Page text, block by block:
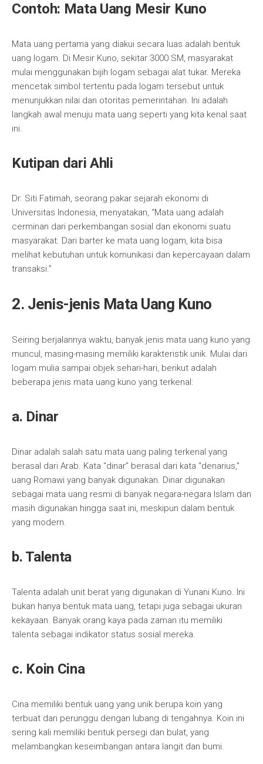
Contoh: Mata Uang Mesir Kuno
Mata uang pertama yang diakui secara luas adalah bentuk
uang logam. Di Mesir Kuno, sekitar 3000 SM, masyarakat
mulai menggunakan bijih logam sebagai alat tukar. Mereka
mencetak simbol tertentu pada logam tersebut untuk
menunjukkan nilai dan otoritas pemerintahan. Ini adalah
langkah awal menuju mata uang seperti yang kita kenal saat
ini.
Kutipan dari Ahli
Dr. Siti Fatimah, seorang pakar sejarah ekonomi di
Universitas Indonesia, menyatakan, “Mata uang adalah
cerminan dari perkembangan sosial dan ekonomi suatu
masyarakat. Dari barter ke mata uang logam, kita bisa
melihat kebutuhan untuk komunikasi dan kepercayaan dalam
transaksi.”
2. Jenis-jenis Mata Uang Kuno
Seiring berjalannya waktu, banyak jenis mata uang kuno yang
muncul, masing-masing memiliki karakteristik unik. Mulai dari
logam mulia sampai objek sehari-hari, berikut adalah
beberapa jenis mata uang kuno yang terkenal:
a. Dinar
Dinar adalah salah satu mata uang paling terkenal yang
berasal dari Arab. Kata “dinar” berasal dari kata “denarius,”
uang Romawi yang banyak digunakan. Dinar digunakan
sebagai mata uang resmi di banyak negara-negara Islam dan
masih digunakan hingga saat ini, meskipun dalam bentuk
yang modern.
b. Talenta
Talenta adalah unit berat yang digunakan di Yunani Kuno. Ini
bukan hanya bentuk mata uang, tetapi juga sebagai ukuran
kekayaan. Banyak orang kaya pada zaman itu memiliki
talenta sebagai indikator status sosial mereka.
c. Koin Cina
Cina memiliki bentuk uang yang unik berupa koin yang
terbuat dari perunggu dengan lubang di tengahnya. Koin ini
sering kali memiliki bentuk persegi dan bulat, yang
melambangkan keseimbangan antara langit dan bumi.